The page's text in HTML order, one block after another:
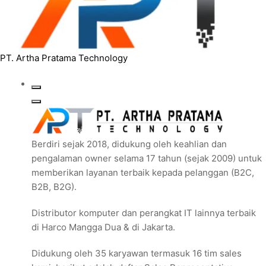
PT. Artha Pratama Technology
Berdiri sejak 2018, didukung oleh keahlian dan
pengalaman owner selama 17 tahun (sejak 2009) untuk
memberikan layanan terbaik kepada pelanggan (B2C,
B2B, B2G).
Distributor komputer dan perangkat IT lainnya terbaik
di Harco Mangga Dua & di Jakarta.
Didukung oleh 35 karyawan termasuk 16 tim sales